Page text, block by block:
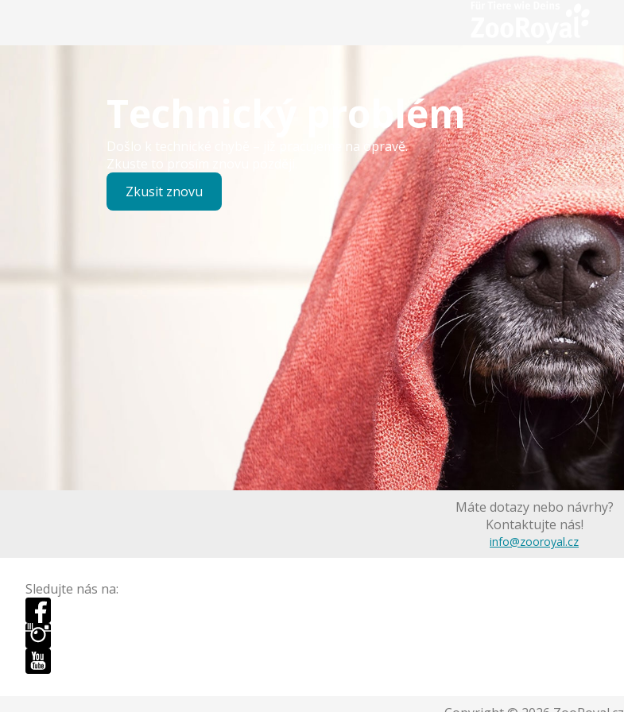
Technický problém
Došlo k technické chybě – již pracujeme na opravě.
Zkuste to prosím znovu později.
Zkusit znovu
Máte dotazy nebo návrhy?
Kontaktujte nás!
info@zooroyal.cz
Sledujte nás na: